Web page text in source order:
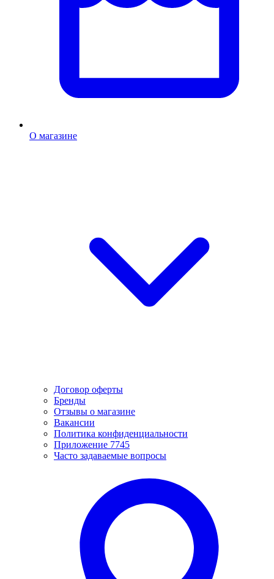
О магазине
Договор оферты
Бренды
Отзывы о магазине
Вакансии
Политика конфиденциальности
Приложение 7745
Часто задаваемые вопросы